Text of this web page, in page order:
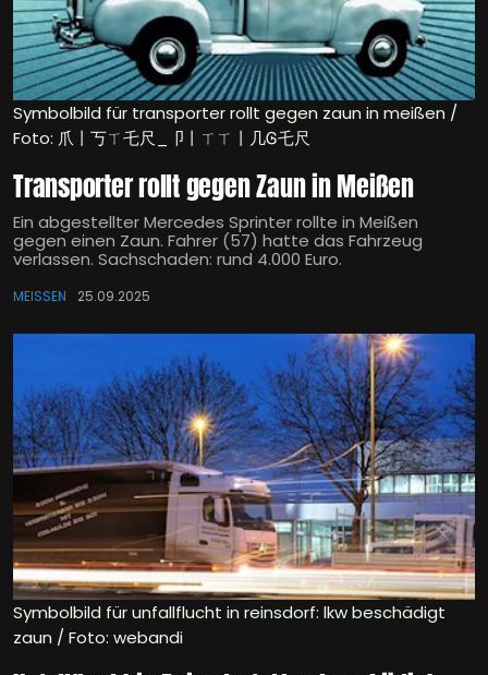
Symbolbild für transporter rollt gegen zaun in meißen /
Foto: 爪丨丂ㄒ乇尺_卩丨ㄒㄒ丨几Ꮆ乇尺
Transporter rollt gegen Zaun in Meißen
Ein abgestellter Mercedes Sprinter rollte in Meißen
gegen einen Zaun. Fahrer (57) hatte das Fahrzeug
verlassen. Sachschaden: rund 4.000 Euro.
MEISSEN 25.09.2025
Symbolbild für unfallflucht in reinsdorf: lkw beschädigt
zaun / Foto: webandi